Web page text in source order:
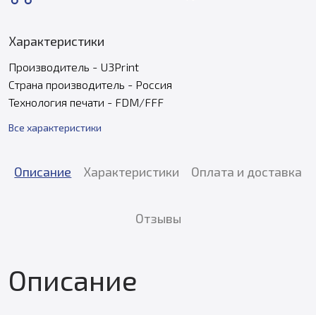
Характеристики
Производитель - U3Print
Страна производитель - Россия
Технология печати - FDM/FFF
Все характеристики
Описание Характеристики Оплата и доставка
Отзывы
Описание